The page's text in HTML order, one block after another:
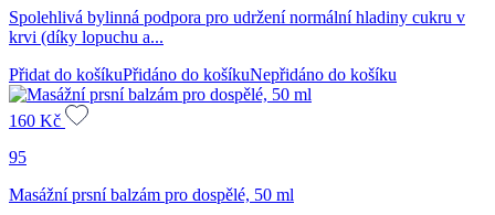
Spolehlivá bylinná podpora pro udržení normální hladiny cukru v
krvi (díky lopuchu a...
Přidat do košíkuPřidáno do košíkuNepřidáno do košíku
160 Kč
95
Masážní prsní balzám pro dospělé, 50 ml